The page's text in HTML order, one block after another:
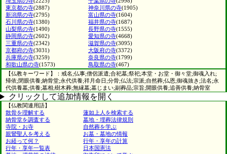
東京都の寺(2887) 神奈川県の寺(1905)
新潟県の寺(2795) 富山県の寺(1604)
石川県の寺(1380) 福井県の寺(1687)
山梨県の寺(1490) 長野県の寺(1555)
静岡県の寺(2602) 愛知県の寺(4668)
三重県の寺(2342) 滋賀県の寺(3095)
京都府の寺(3031) 大阪府の寺(3372)
兵庫県の寺(3259) 奈良県の寺(1799)
和歌山県の寺(1573) 鳥取県の寺(467)
【仏教キーワード】：戒名;仏事;僧侶派遣;合祀墓;祭祀;本堂・お堂・御々堂;御魂入れ;
帰依;閉眼供養;納骨堂;永代供養;祥月命日;分骨;仏法;宗派;自然葬;仏恩;御魂抜き;法名;永
代供養墓;供養;墓相;樹木葬;無縁墓;墓じまい;副葬品;宗旨;開眼供養;追善供養;納骨室
クリックして追加情報を開く
【仏教関連用語】
散骨を理解する
蓮如上人を検索する
納骨堂を調査する
墓地・埋葬法律規則
寺院・お寺
自然葬を学ぶ
親鸞聖人を考える
お墓・墓地の情報
お経って何？
行年・享年の計算
行年・享年一覧表
日本国憲法